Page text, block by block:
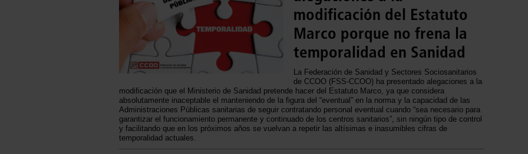
modificación del Estatuto
Marco porque no frena la
temporalidad en Sanidad
La Federación de Sanidad y Sectores Sociosanitarios
de CCOO (FSS-CCOO) ha presentado alegaciones a la
modificación que el Ministerio de Sanidad pretende hacer del Estatuto Marco, ya que considera
absolutamente inaceptable el manteniendo de la figura del “eventual” en la norma y la capacidad de las
Administraciones Públicas sanitarias de seguir contratando personal eventual cuando “sea necesario para
garantizar el funcionamiento permanente y continuado de los centros sanitarios”, sin ningún tipo de control
y facilitando que en los próximos años se vuelvan a repetir las altísimas e inasumibles cifras de
temporalidad actuales.